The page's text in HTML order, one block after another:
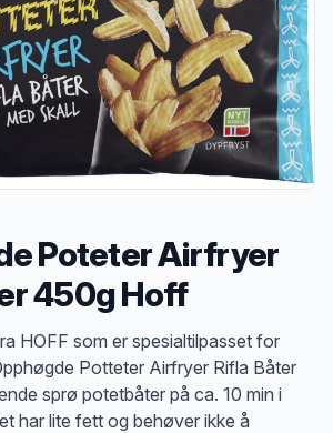
Poteter Airfryer
450g Hoff
HOFF som er spesialtilpasset for
Potteter Airfryer Rifla Båter
sprø potetbåter på ca. 10 min i
har lite fett og behøver ikke å